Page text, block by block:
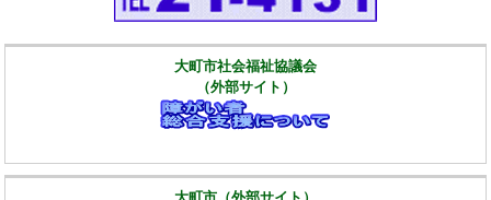
大町市社会福祉協議会
（外部サイト）